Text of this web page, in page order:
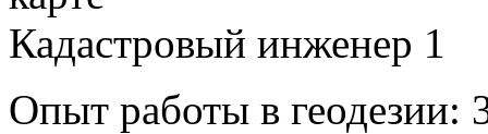
Кадастровый инженер 1
Опыт работы в геодезии: